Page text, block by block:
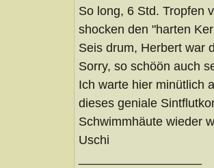
So long, 6 Std. Tropfen
shocken den "harten
Seis drum, Herbert war
Sorry, so schöön auch
Ich warte hier minütlich
dieses geniale
Schwimmhäute wieder
Uschi